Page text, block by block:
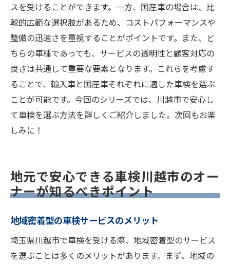
スを受けることができます。一方、国産車の場合は、比
較的広範な選択肢があるため、コストパフォーマンスや
整備の迅速さを重視することがポイントです。また、ど
ちらの車種であっても、サービスの透明性と顧客対応の
良さは共通して重要な要素となります。これらを考慮す
ることで、輸入車と国産車それぞれに適した車検を選ぶ
ことが可能です。今回のシリーズでは、川越市で安心し
て車検を選ぶ方法を詳しくご紹介しました。次回もお楽
しみに！
地元で安心できる車検川越市のオー
ナーが知るべきポイント
地域密着型の車検サービスのメリット
埼玉県川越市で車検を受ける際、地域密着型のサービス
を選ぶことは多くのメリットがあります。まず、地域の